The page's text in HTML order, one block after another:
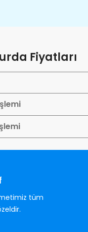
Fiyatları
tüm